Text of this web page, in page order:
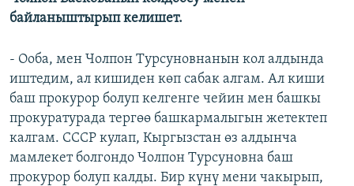
байланыштырып келишет.
- Ооба, мен Чолпон Турсуновнанын кол алдында
иштедим, ал кишиден көп сабак алгам. Ал киши
баш прокурор болуп келгенге чейин мен башкы
прокуратурада тергөө башкармалыгын жетектеп
калгам. СССР кулап, Кыргызстан өз алдынча
мамлекет болгондо Чолпон Турсуновна баш
прокурор болуп калды. Бир күнү мени чакырып,